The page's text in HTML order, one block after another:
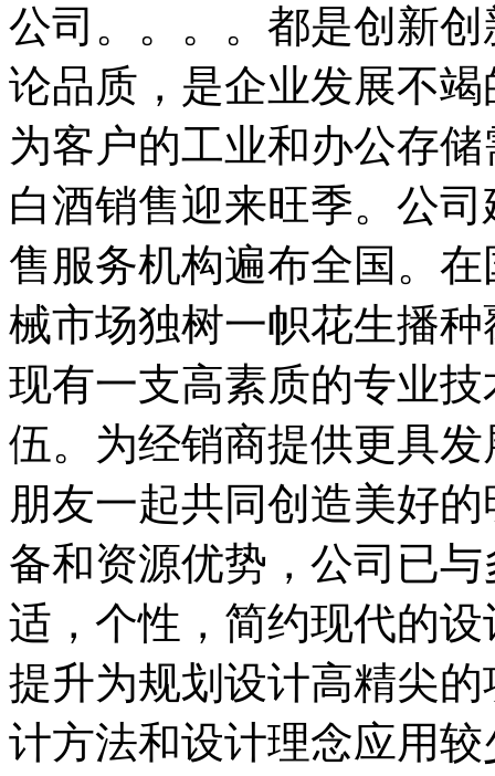
公司。。。。都是创新
论品质，是企业发展不
为客户的工业和办公存
白酒销售迎来旺季。公
售服务机构遍布全国。
械市场独树一帜花生播
现有一支高素质的专业
伍。为经销商提供更具
朋友一起共同创造美好
备和资源优势，公司已
适，个性，简约现代的
提升为规划设计高精尖
计方法和设计理念应用